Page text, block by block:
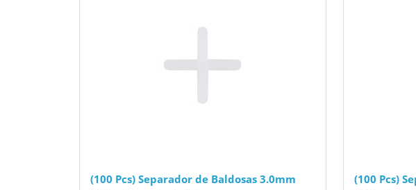
(100 Pcs) Separador de Baldosas 3.0mm (100 Pcs)